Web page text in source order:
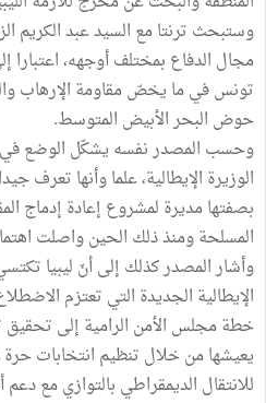
وستبحث ترنتا مع السيد عبد الكريم
مجال الدفاع بمختلف أوجهه، اعتبارا
تونس في ما يخصّ مقاومة الإرهاب
حوض البحر الأبيض المتوسط.
وحسب المصدر نفسه يشكّل الوضع في
الوزيرة الإيطالية، علما وأنها تعرف
بصفتها مديرة لمشروع إعادة إدماج
المسلحة ومنذ ذلك الحين واصلت
وأشار المصدر كذلك إلى أنّ ليبيا
الإيطالية الجديدة التي تعتزم
خطة مجلس الأمن الرامية إلى تحقيق
يعيشها من خلال تنظيم انتخابات
للانتقال الديمقراطي بالتوازي مع